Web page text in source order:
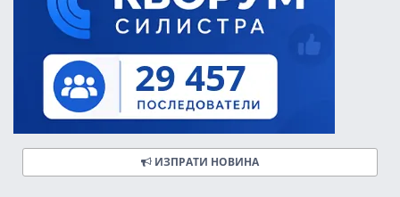
ИЗПРАТИ НОВИНА